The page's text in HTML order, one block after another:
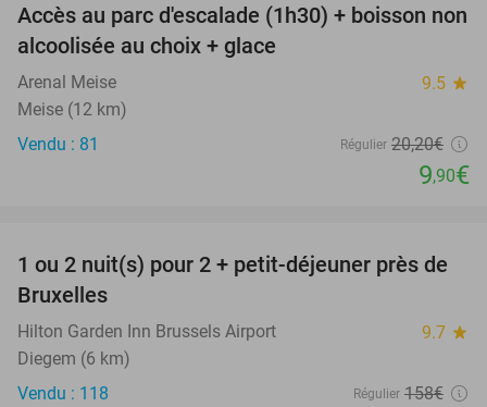
51%
Accès au parc d'escalade (1h30) + boisson non
alcoolisée au choix + glace
Arenal Meise 9.5 star
Meise (12 km)
Vendu : 81
Régulier 20,20€
9,90€
25%
1 ou 2 nuit(s) pour 2 + petit-déjeuner près de
Bruxelles
Hilton Garden Inn Brussels Airport 9.7 star
Diegem (6 km)
Vendu : 118
Régulier 158€